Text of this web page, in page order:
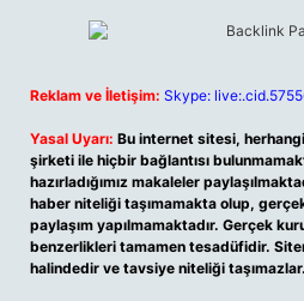
Reklam ve İletişim: Skype:
Yasal Uyarı: Bu internet sitesi,
şirketi ile hiçbir bağlantısı
hazırladığımız makaleler
haber niteliği taşımamakta olup,
paylaşım yapılmamaktadır. Gerçek
benzerlikleri tamamen tesadüfidir.
halindedir ve tavsiye niteliği taşımazlar.